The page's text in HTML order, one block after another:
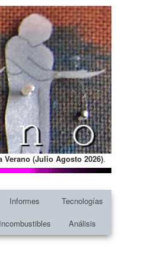
Verano (Julio Agosto 2026).
Informes
Tecnologías
Incombustibles Análisis